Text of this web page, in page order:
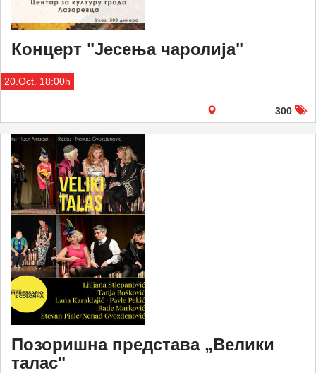
Концерт "Јесења чаролија"
20.Oct. 18:00h
300
Позоришна представа „Велики
талас"